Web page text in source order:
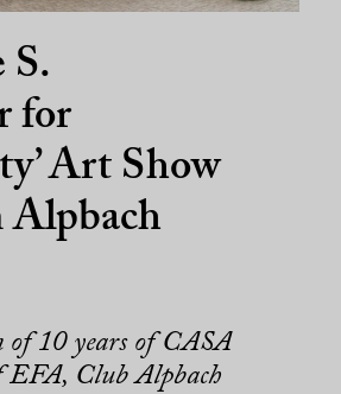
S.
for
Art Show
Alpbach
of 10 years of CASA
EFA, Club Alpbach